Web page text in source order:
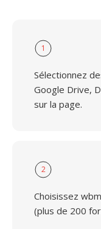
1
Sélectionnez
Google Drive,
sur la page.
2
Choisissez
(plus de 200